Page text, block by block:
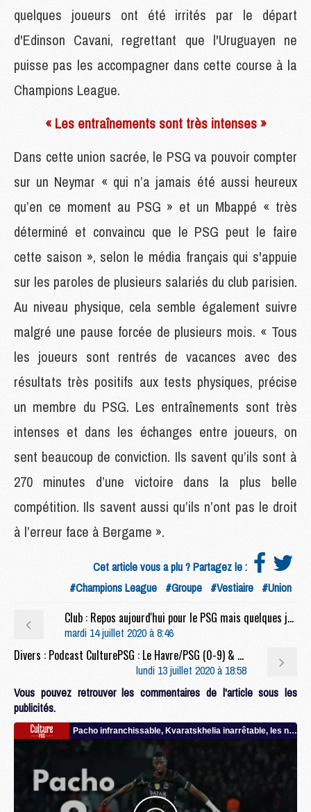
quelques joueurs ont été irrités par le départ
d'Edinson Cavani, regrettant que l'Uruguayen ne
puisse pas les accompagner dans cette course à la
Champions League.
« Les entraînements sont très intenses »
Dans cette union sacrée, le PSG va pouvoir compter
sur un Neymar « qui n’a jamais été aussi heureux
qu’en ce moment au PSG » et un Mbappé « très
déterminé et convaincu que le PSG peut le faire
cette saison », selon le média français qui s'appuie
sur les paroles de plusieurs salariés du club parisien.
Au niveau physique, cela semble également suivre
malgré une pause forcée de plusieurs mois. « Tous
les joueurs sont rentrés de vacances avec des
résultats très positifs aux tests physiques, précise
un membre du PSG. Les entraînements sont très
intenses et dans les échanges entre joueurs, on
sent beaucoup de conviction. Ils savent qu’ils sont à
270 minutes d’une victoire dans la plus belle
compétition. Ils savent aussi qu’ils n’ont pas le droit
à l’erreur face à Bergame ».
Cet article vous a plu ? Partagez le :
#Champions League #Groupe #Vestiaire #Union
Club : Repos aujourd'hui pour le PSG mais quelques joueurs attendus au Camp des Loges
mardi 14 juillet 2020 à 8:46
Divers : Podcast CulturePSG : Le Havre/PSG (0-9) & PSG/Atalanta
lundi 13 juillet 2020 à 18:58
Vous pouvez retrouver les commentaires de l'article sous les
publicités.